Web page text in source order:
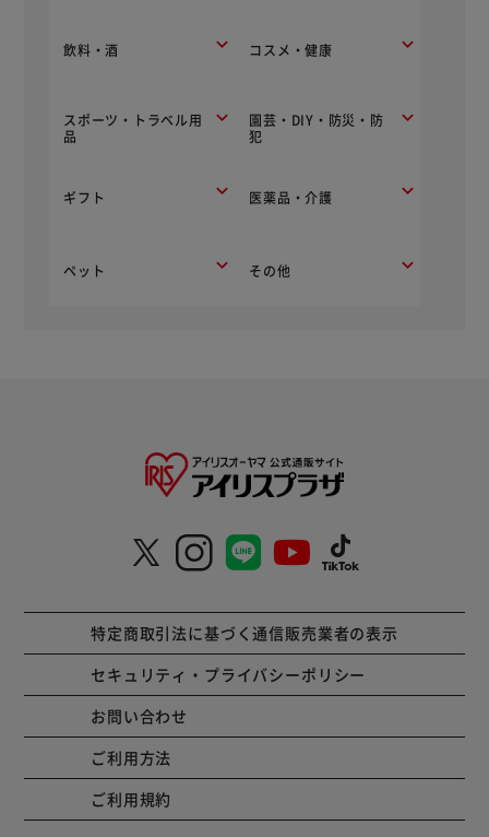
飲料・酒 コスメ・健康
スポーツ・トラベル用
品
園芸・DIY・防災・防
犯
ギフト 医薬品・介護
ペット その他
特定商取引法に基づく通信販売業者の表示
セキュリティ・プライバシーポリシー
お問い合わせ
ご利用方法
ご利用規約